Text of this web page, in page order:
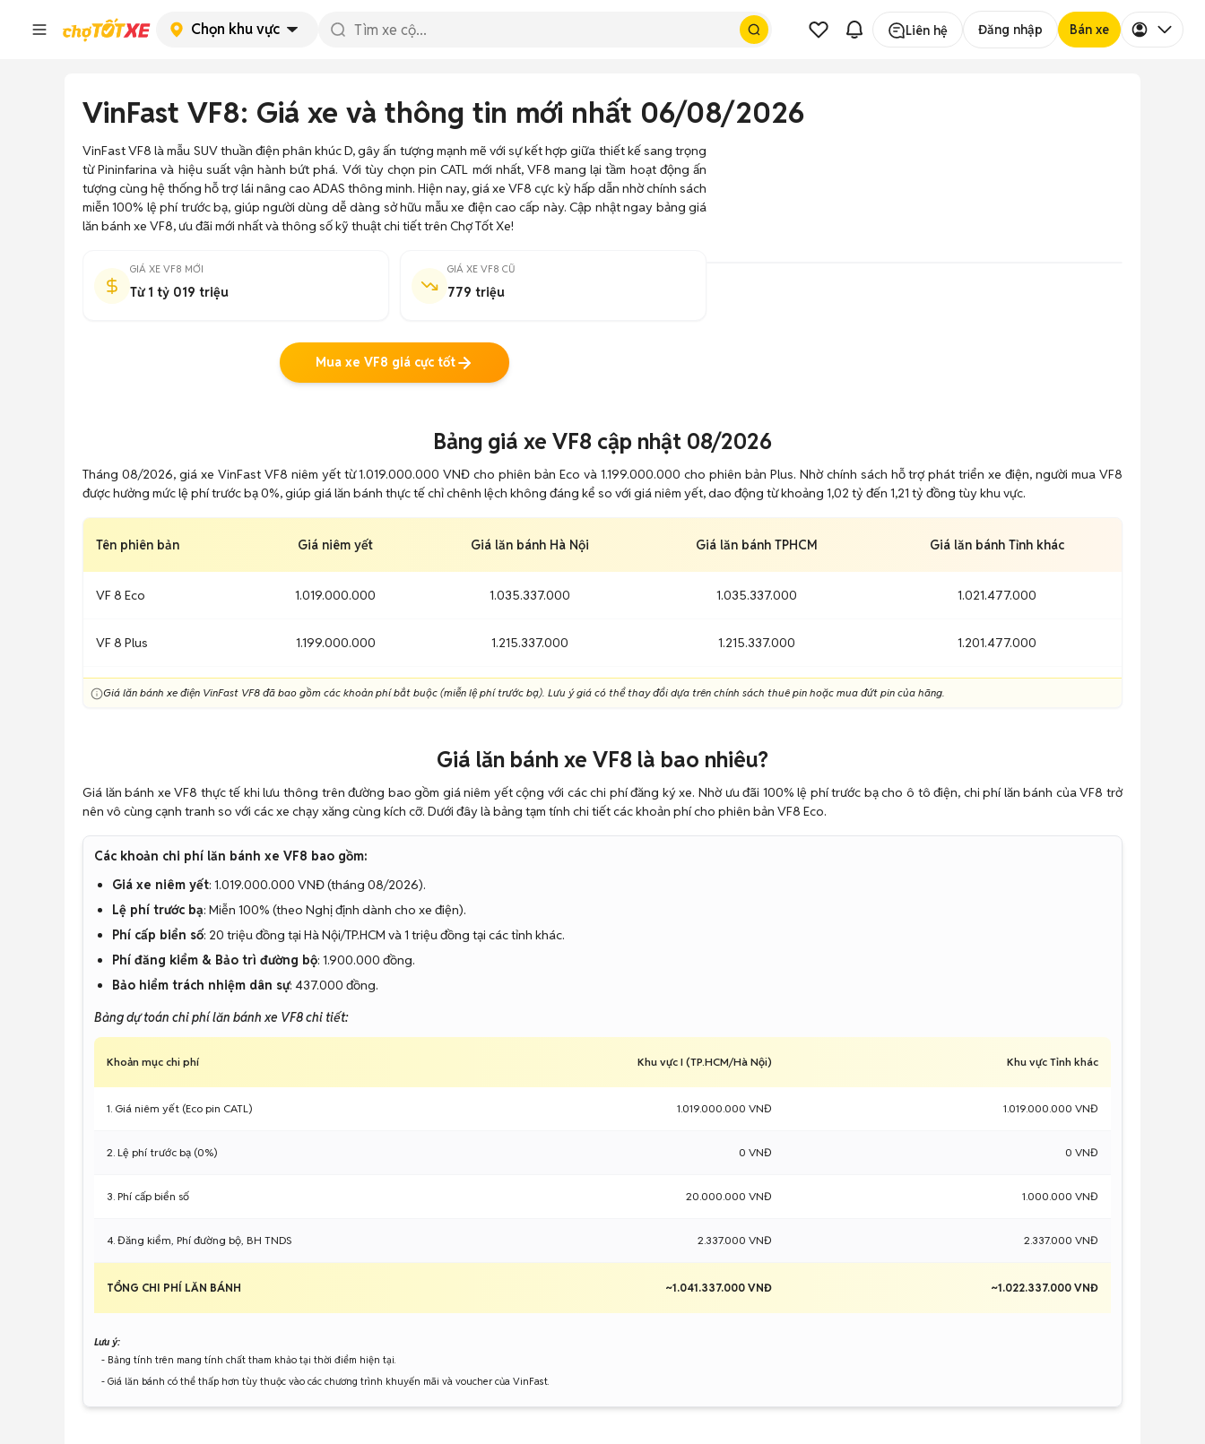
Chọn khu vực Liên hệ Đăng nhập Bán xe
VinFast VF8: Giá xe và thông tin mới nhất 06/08/2026
VinFast VF8 là mẫu SUV thuần điện phân khúc D, gây ấn tượng mạnh mẽ với sự kết hợp giữa thiết kế sang trọng
từ Pininfarina và hiệu suất vận hành bứt phá. Với tùy chọn pin CATL mới nhất, VF8 mang lại tầm hoạt động ấn
tượng cùng hệ thống hỗ trợ lái nâng cao ADAS thông minh. Hiện nay, giá xe VF8 cực kỳ hấp dẫn nhờ chính sách
miễn 100% lệ phí trước bạ, giúp người dùng dễ dàng sở hữu mẫu xe điện cao cấp này. Cập nhật ngay bảng giá
lăn bánh xe VF8, ưu đãi mới nhất và thông số kỹ thuật chi tiết trên Chợ Tốt Xe!
GIÁ XE VF8 MỚI
Từ 1 tỷ 019 triệu
GIÁ XE VF8 CŨ
779 triệu
Mua xe VF8 giá cực tốt
Bảng giá xe VF8 cập nhật 08/2026
Tháng 08/2026, giá xe VinFast VF8 niêm yết từ 1.019.000.000 VNĐ cho phiên bản Eco và 1.199.000.000 cho phiên bản Plus. Nhờ chính sách hỗ trợ phát triển xe điện, người mua VF8
được hưởng mức lệ phí trước bạ 0%, giúp giá lăn bánh thực tế chỉ chênh lệch không đáng kể so với giá niêm yết, dao động từ khoảng 1,02 tỷ đến 1,21 tỷ đồng tùy khu vực.
Tên phiên bản Giá niêm yết Giá lăn bánh Hà Nội Giá lăn bánh TPHCM Giá lăn bánh Tỉnh khác
VF 8 Eco 1.019.000.000 1.035.337.000 1.035.337.000 1.021.477.000
VF 8 Plus 1.199.000.000 1.215.337.000 1.215.337.000 1.201.477.000
Giá lăn bánh xe điện VinFast VF8 đã bao gồm các khoản phí bắt buộc (miễn lệ phí trước bạ). Lưu ý giá có thể thay đổi dựa trên chính sách thuê pin hoặc mua đứt pin của hãng.
Giá lăn bánh xe VF8 là bao nhiêu?
Giá lăn bánh xe VF8 thực tế khi lưu thông trên đường bao gồm giá niêm yết cộng với các chi phí đăng ký xe. Nhờ ưu đãi 100% lệ phí trước bạ cho ô tô điện, chi phí lăn bánh của VF8 trở
nên vô cùng cạnh tranh so với các xe chạy xăng cùng kích cỡ. Dưới đây là bảng tạm tính chi tiết các khoản phí cho phiên bản VF8 Eco.
Các khoản chi phí lăn bánh xe VF8 bao gồm:
Giá xe niêm yết: 1.019.000.000 VNĐ (tháng 08/2026).
Lệ phí trước bạ: Miễn 100% (theo Nghị định dành cho xe điện).
Phí cấp biển số: 20 triệu đồng tại Hà Nội/TP.HCM và 1 triệu đồng tại các tỉnh khác.
Phí đăng kiểm & Bảo trì đường bộ: 1.900.000 đồng.
Bảo hiểm trách nhiệm dân sự: 437.000 đồng.
Bảng dự toán chi phí lăn bánh xe VF8 chi tiết:
Khoản mục chi phí Khu vực I (TP.HCM/Hà Nội) Khu vực Tỉnh khác
1. Giá niêm yết (Eco pin CATL) 1.019.000.000 VNĐ 1.019.000.000 VNĐ
2. Lệ phí trước bạ (0%) 0 VNĐ 0 VNĐ
3. Phí cấp biển số 20.000.000 VNĐ 1.000.000 VNĐ
4. Đăng kiểm, Phí đường bộ, BH TNDS 2.337.000 VNĐ 2.337.000 VNĐ
TỔNG CHI PHÍ LĂN BÁNH ~1.041.337.000 VNĐ ~1.022.337.000 VNĐ
Lưu ý:
- Bảng tính trên mang tính chất tham khảo tại thời điểm hiện tại.
- Giá lăn bánh có thể thấp hơn tùy thuộc vào các chương trình khuyến mãi và voucher của VinFast.